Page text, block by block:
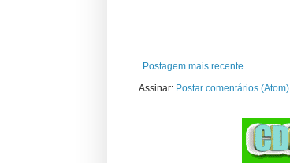
Postagem mais recente
Assinar: Postar comentários (Atom)